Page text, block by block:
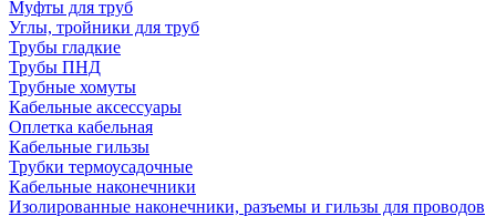
Муфты для труб
Углы, тройники для труб
Трубы гладкие
Трубы ПНД
Трубные хомуты
Кабельные аксессуары
Оплетка кабельная
Кабельные гильзы
Трубки термоусадочные
Кабельные наконечники
Изолированные наконечники, разъемы и гильзы для проводов